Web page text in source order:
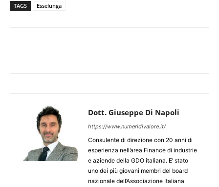
TAGS Esselunga
Dott. Giuseppe Di Napoli
https://www.numeridivalore.it/
Consulente di direzione con 20 anni di
esperienza nell’area Finance di industrie
e aziende della GDO italiana. E’ stato
uno dei più giovani membri del board
nazionale dell’Associazione Italiana